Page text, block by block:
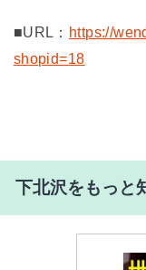
■URL： https://
shopid=18
下北沢をもっと